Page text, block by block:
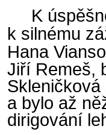
K
k silnému
Hana
Jiří Remeš,
a bylo až
dirigování